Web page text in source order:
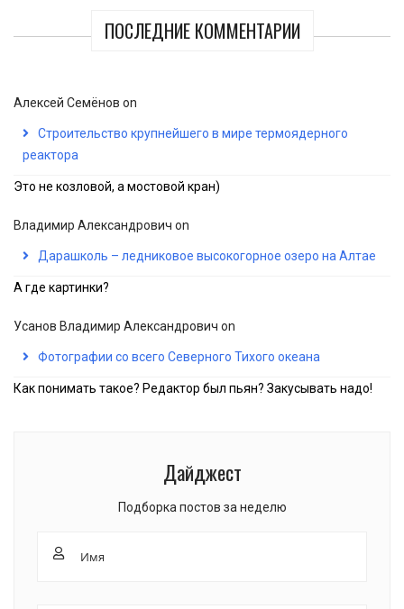
ПОСЛЕДНИЕ КОММЕНТАРИИ
Алексей Семёнов on
Строительство крупнейшего в мире термоядерного
реактора
Это не козловой, а мостовой кран)
Владимир Александрович on
Дарашколь – ледниковое высокогорное озеро на Алтае
А где картинки?
Усанов Владимир Александрович on
Фотографии со всего Северного Тихого океана
Как понимать такое? Редактор был пьян? Закусывать надо!
Дайджест
Подборка постов за неделю